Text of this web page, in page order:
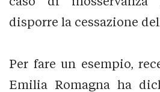
disporre la cessazione
Per fare un esempio,
Emilia Romagna ha